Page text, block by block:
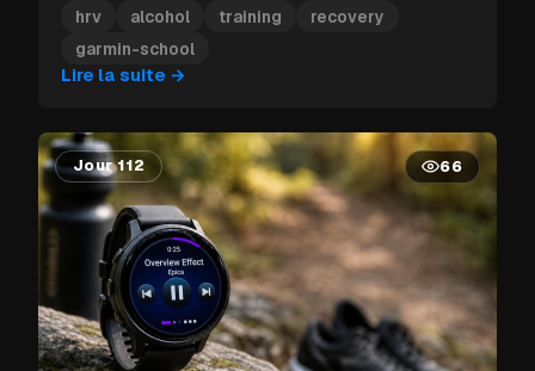
plein bloc d'entraînement, ce coup porté à la
récupération peut vous coûter plus qu'une
seule journée.
hrv alcohol training
recovery
garmin-school
Lire la suite →
Jour 112 66